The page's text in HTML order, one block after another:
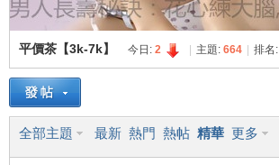
平價茶【3k-7k】 今日: 2 主題: 664 排名:
全部主題 最新 熱門 熱帖 精華 更多